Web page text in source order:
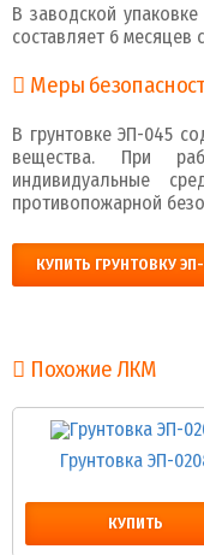
В заводской
составляет 6 месяцев
Меры
В грунтовке ЭП-045
вещества. При
индивидуальные
противопожарной
КУПИТЬ ГРУНТОВКУ
Похожие ЛКМ
Грунтовка ЭП-
КУПИТЬ